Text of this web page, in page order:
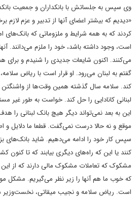
وی سپس به جلساتش با بانکداران و جمعیت
«دیدیم که بیشتر اعضای آنها از تدبیر و عزم لازم
کردند که به همه شرایط و ملزوماتی که بانک‌های
است، وجود داشته باشد، خود را ملزم می‌دانند.
می‌کنند. اکنون شایعات جدیدی را شنیدم و برای
گفتم به لبنان می‌رود. او قرار است با ریاض
کند. سلامه سال گذشته همین وقت‌ها از
لبنانی کانادایی را حل کند. خواست به طور غیر
این به بعد نمی‌تواند دیگر هیچ بانک لبنانی را
موقع و نه حالا درست نمی‌گفت. قطعا ما دلایل و
سپس کار خود را ادامه می‌دهیم. شاید بانک‌های
کنند یا این که راه‌های دیگری بیابند که تا کنون
مشکوک که تعاملات مشکوک مالی دارند که از این
که خوب ما هم آنها را زیر نظر می‌گیریم. مشکل
است. ریاض سلامه و نجیب میقاتی، نخست‌وزیر